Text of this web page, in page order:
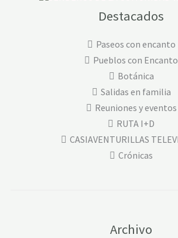
Destacados
Paseos con encanto
Pueblos con Encanto
Botánica
Salidas en familia
Reuniones y eventos
RUTA I+D
CASIAVENTURILLAS
Crónicas
Archivo